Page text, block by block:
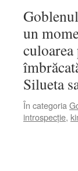
un
Silueta
În categoria
introspecție,